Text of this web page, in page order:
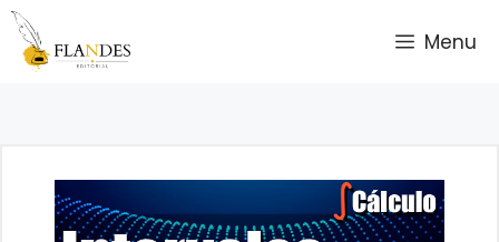
Saltar
contenido
Menu